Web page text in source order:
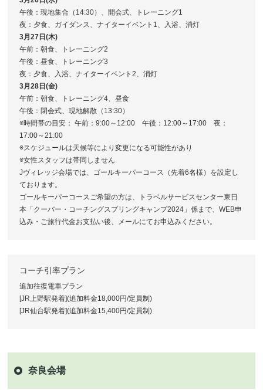
午後：現地集合（14:30）、開会式、トレーニング1
夜：夕食、ガイダンス、ナイターイベント1、入浴、消灯
3月27日(木)
午前：朝食、トレーニング2
午後：昼食、トレーニング3
夜：夕食、入浴、ナイターイベント2、消灯
3月28日(金)
午前：朝食、トレーニング4、昼食
午後：閉会式、現地解散（13:30）
※時間帯の目安： 午前：9:00～12:00 午後：12:00～17:00 夜：
17:00～21:00
※スケジュールは天候等により変更になる可能性があり
※女性スタッフは帯同しません
Jヴィレッジ会場では、ゴールキーパーコース（先着6名様）を設定し
ております。
ゴールキーパーコースご希望の方は、トラベルサービスセンター東日
本「クーバー・コーチングスプリングキャンプ2024」係まで、WEB申
込み・ご旅行代金お支払い後、メールにてお申込みください。
コーチ引率プラン
追加往復電車プラン
[JR上野駅発着](追加料金18,000円/定員制)
[JR仙台駅発着](追加料金15,400円/定員制)
奈良会場